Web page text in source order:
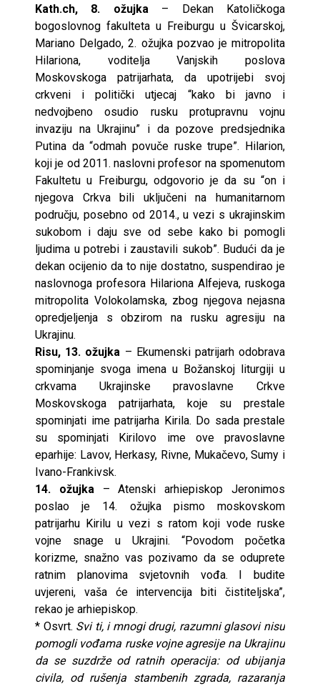
Kath.ch, 8. ožujka– Dekan Katoličkoga
bogoslovnog fakulteta u Freiburgu u Švicarskoj,
Mariano Delgado, 2. ožujka pozvao je mitropolita
Hilariona, voditelja Vanjskih poslova
Moskovskoga patrijarhata, da upotrijebi svoj
crkveni i politički utjecaj “kako bi javno i
nedvojbeno osudio rusku protupravnu vojnu
invaziju na Ukrajinu” i da pozove predsjednika
Putina da “odmah povuče ruske trupe”. Hilarion,
koji je od 2011. naslovni profesor na spomenutom
Fakultetu u Freiburgu, odgovorio je da su “on i
njegova Crkva bili uključeni na humanitarnom
području, posebno od 2014., u vezi s ukrajinskim
sukobom i daju sve od sebe kako bi pomogli
ljudima u potrebi i zaustavili sukob”. Budući da je
dekan ocijenio da to nije dostatno, suspendirao je
naslovnoga profesora Hilariona Alfejeva, ruskoga
mitropolita Volokolamska, zbog njegova nejasna
opredjeljenja s obzirom na rusku agresiju na
Ukrajinu.
Risu, 13. ožujka – Ekumenski patrijarh odobrava
spominjanje svoga imena u Božanskoj liturgiji u
crkvama Ukrajinske pravoslavne Crkve
Moskovskoga patrijarhata, koje su prestale
spominjati ime patrijarha Kirila. Do sada prestale
su spominjati Kirilovo ime ove pravoslavne
eparhije: Lavov, Herkasy, Rivne, Mukačevo, Sumy i
Ivano-Frankivsk.
14. ožujka– Atenski arhiepiskop Jeronimos
poslao je 14. ožujka pismo moskovskom
patrijarhu Kirilu u vezi s ratom koji vode ruske
vojne snage u Ukrajini. “Povodom početka
korizme, snažno vas pozivamo da se oduprete
ratnim planovima svjetovnih vođa. I budite
uvjereni, vaša će intervencija biti čistiteljska”,
rekao je arhiepiskop.
* Osvrt. Svi ti, i mnogi drugi, razumni glasovi nisu
pomogli vođama ruske vojne agresije na Ukrajinu
da se suzdrže od ratnih operacija: od ubijanja
civila, od rušenja stambenih zgrada, razaranja